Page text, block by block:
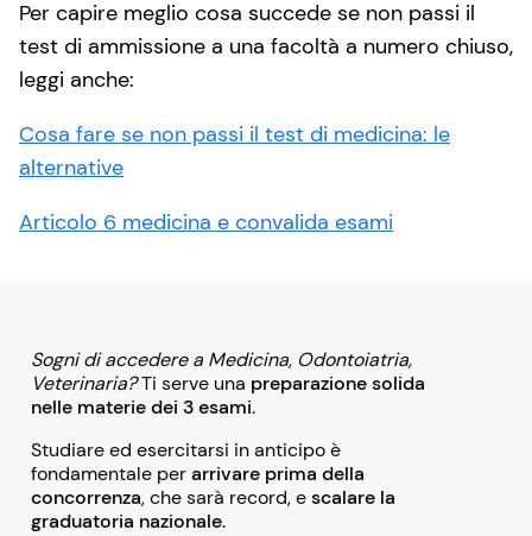
Per capire meglio cosa succede se non passi il
test di ammissione a una facoltà a numero chiuso,
leggi anche:
Cosa fare se non passi il test di medicina: le
alternative
Articolo 6 medicina e convalida esami
Sogni di accedere a Medicina, Odontoiatria,
Veterinaria?Ti serve una preparazione solida
nelle materie dei 3 esami.
Studiare ed esercitarsi in anticipo è
fondamentale perarrivare prima della
concorrenza, che sarà record, escalare la
graduatoria nazionale.